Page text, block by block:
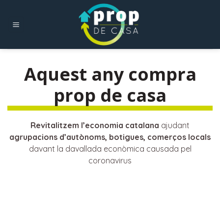
content
Aquest any compra
prop de casa
Revitalitzem l’economia catalana ajudant
agrupacions d’autònoms, botigues, comerços locals
davant la davallada econòmica causada pel
coronavirus